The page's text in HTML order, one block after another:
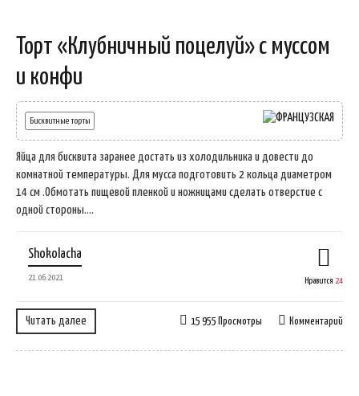
Торт «Клубничный поцелуй» с муссом
и конфи
Бисквитные торты
Яйца для бисквита заранее достать из холодильника и довести до
комнатной температуры. Для мусса подготовить 2 кольца диаметром
14 см .Обмотать пищевой пленкой и ножницами сделать отверстие с
одной стороны....
Shokolacha
21.06.2021 Нравится 24
Читать далее Комментарий
15 955 Просмотры